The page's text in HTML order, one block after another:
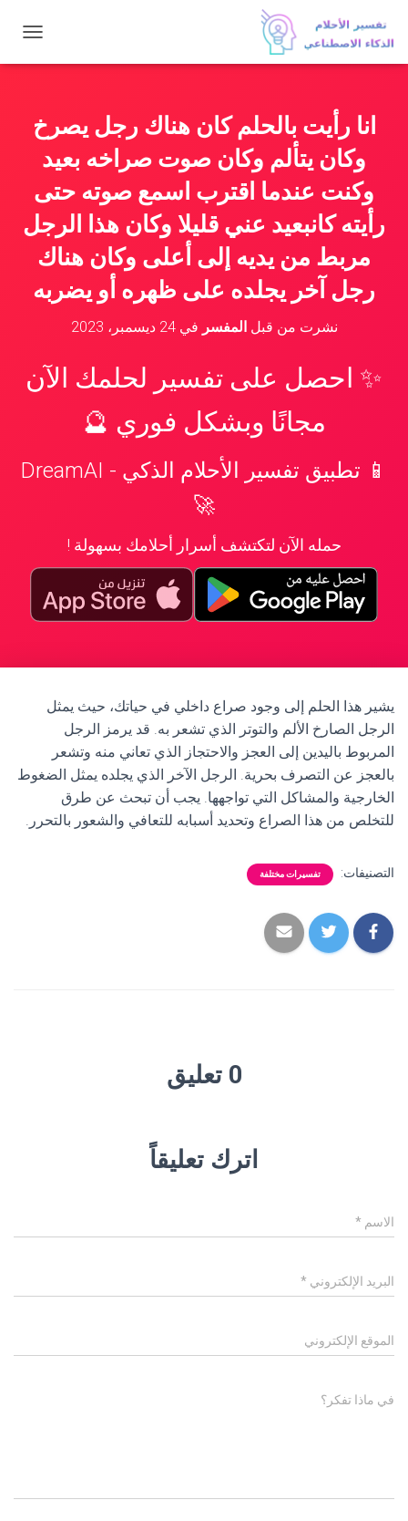
ب
انا رأيت بالحلم كان هناك رجل يصرخ
وكان يتألم وكان صوت صراخه بعيد
وكنت عندما اقترب اسمع صوته حتى
رأيته كانبعيد عني قليلا وكان هذا الرجل
مربط من يديه إلى أعلى وكان هناك
رجل آخر يجلده على ظهره أو يضربه
نشرت من قبلالمفسر في24 ديسمبر، 2023
✨ احصل على تفسير لحلمك الآن
مجانًا وبشكل فوري 🔮
📱 تطبيق تفسير الأحلام الذكي - DreamAI
🚀
حمله الآن لتكتشف أسرار أحلامك بسهولة !
يشير هذا الحلم إلى وجود صراع داخلي في حياتك، حيث يمثل
الرجل الصارخ الألم والتوتر الذي تشعر به. قد يرمز الرجل
المربوط باليدين إلى العجز والاحتجاز الذي تعاني منه وتشعر
بالعجز عن التصرف بحرية. الرجل الآخر الذي يجلده يمثل الضغوط
الخارجية والمشاكل التي تواجهها. يجب أن تبحث عن طرق
للتخلص من هذا الصراع وتحديد أسبابه للتعافي والشعور بالتحرر.
التصنيفات: تفسيرات مختلفة
0 تعليق
اترك تعليقاً
الاسم *
البريد الإلكتروني *
الموقع الإلكتروني
في ماذا تفكر؟